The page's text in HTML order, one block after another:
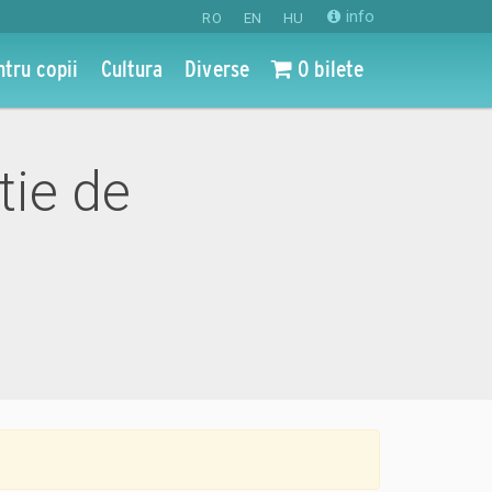
RO EN HU info
copii Cultura Diverse 0 bilete
de